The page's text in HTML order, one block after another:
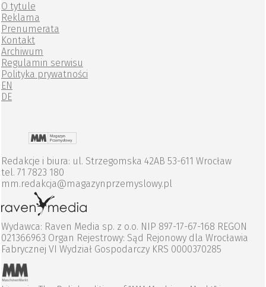
O tytule
Reklama
Prenumerata
Kontakt
Archiwum
Regulamin serwisu
Polityka prywatności
EN
DE
Redakcje i biura: ul. Strzegomska 42AB 53-611 Wrocław
tel. 71 7823 180
mm.redakcja@magazynprzemyslowy.pl
Wydawca: Raven Media sp. z o.o. NIP 897-17-67-168 REGON
021366963 Organ Rejestrowy: Sąd Rejonowy dla Wrocławia
Fabrycznej VI Wydział Gospodarczy KRS 0000370285